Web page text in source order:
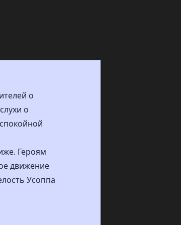
о
о
Героям
движение
Усоппа